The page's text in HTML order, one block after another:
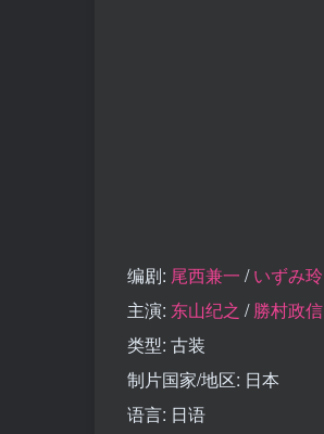
编剧: 尾西兼一 /いずみ玲
主演: 东山纪之 /勝村政信
类型: 古装
制片国家/地区: 日本
语言: 日语